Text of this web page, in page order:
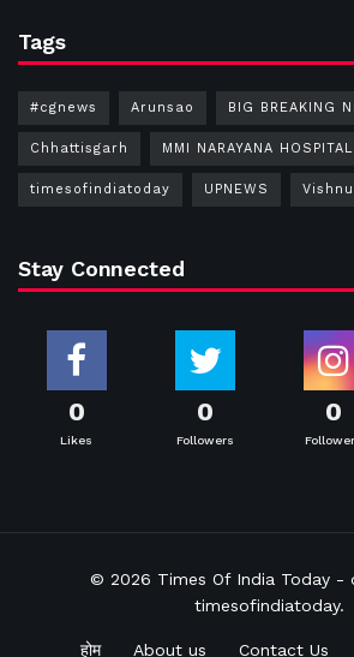
Tags
#cgnews Arunsao BIG BREAKING
Chhattisgarh MMI NARAYANA HOSPITAL
timesofindiatoday UPNEWS
Stay Connected
0
Likes
0
Followers
0
© 2026 Times Of India Today -
timesofindiatoday.
होम About us Contact Us